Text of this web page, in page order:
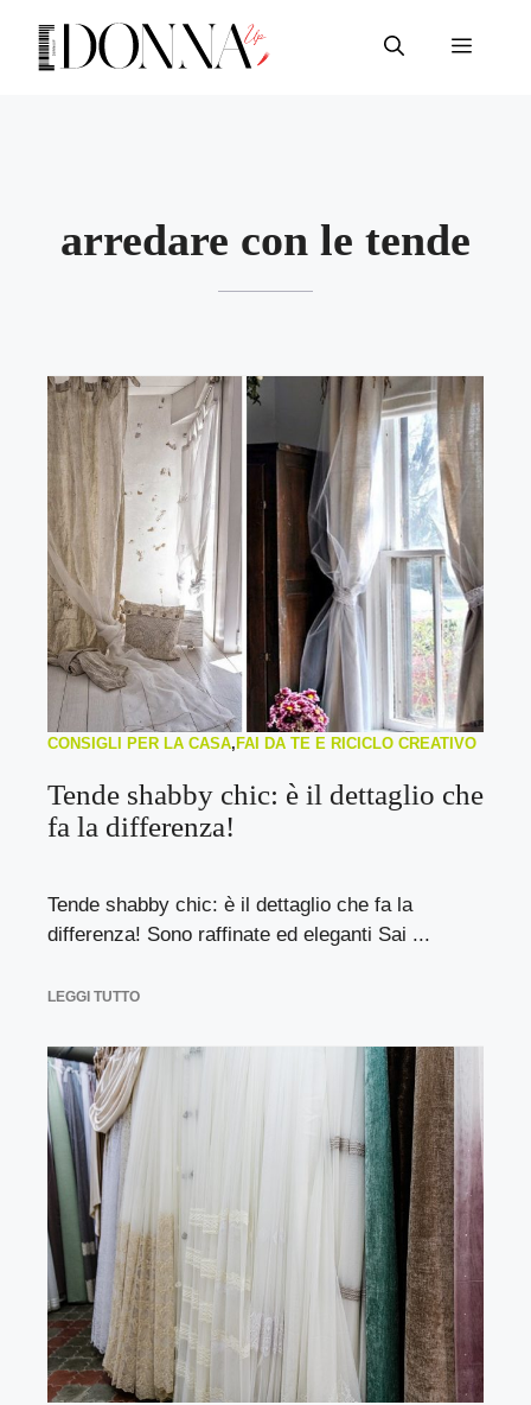
contenuto
Menu
arredare con le tende
CONSIGLI PER LA CASA, FAI DA TE E RICICLO CREATIVO
Tende shabby chic: è il dettaglio che
fa la differenza!
Tende shabby chic: è il dettaglio che fa la
differenza! Sono raffinate ed eleganti Sai ...
LEGGI TUTTO